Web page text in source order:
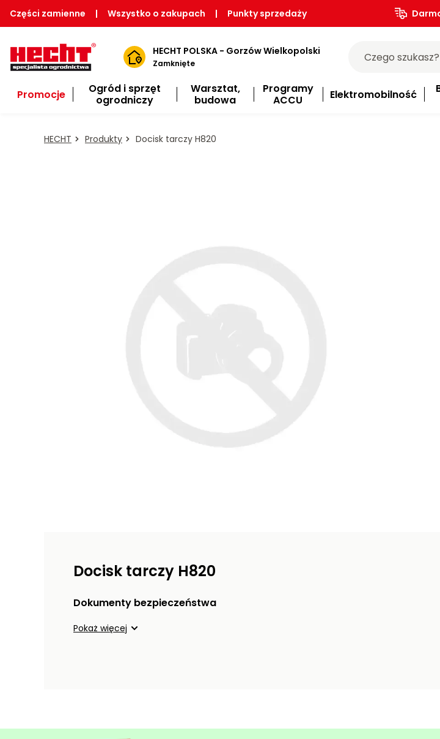
Części zamienne | Wszystko o zakupach | Punkty sprzedaży
HECHT POLSKA - Gorzów Wielkopolski
Zamknięte
Promocje
Ogród i sprzęt
ogrodniczy
Warsztat,
budowa
Programy
ACCU
Elektromobilność
HECHT Produkty Docisk tarczy H820
Docisk tarczy H820
Dokumenty bezpieczeństwa
Pokaż więcej